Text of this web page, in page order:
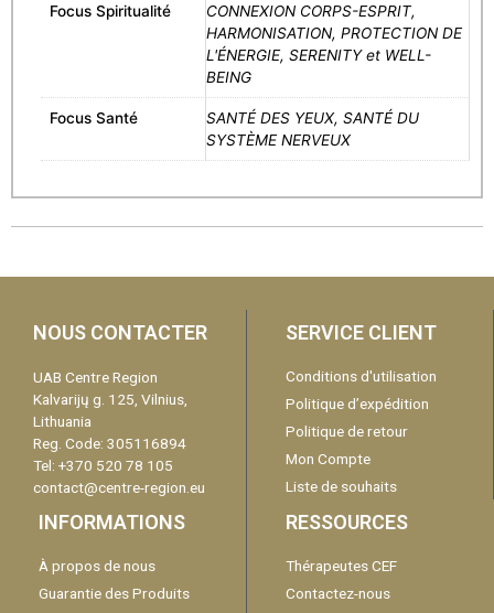
Focus Spiritualité
CONNEXION CORPS-ESPRIT,
HARMONISATION, PROTECTION DE
L'ÉNERGIE, SERENITY et WELL-
BEING
Focus Santé
SANTÉ DES YEUX, SANTÉ DU
SYSTÈME NERVEUX
NOUS CONTACTER
UAB Centre Region
Kalvarijų g. 125, Vilnius,
Lithuania
Reg. Code: 305116894
Tel: +370 520 78 105
contact@centre-region.eu
SERVICE CLIENT
Conditions d'utilisation
Politique d’expédition
Politique de retour
Mon Compte
Liste de souhaits
INFORMATIONS
À propos de nous
Guarantie des Produits
RESSOURCES
Thérapeutes CEF
Contactez-nous